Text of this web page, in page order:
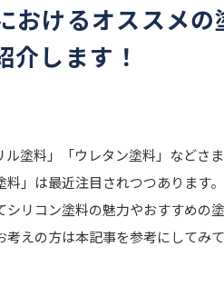
おけるオススメ
介します！
塗料」「ウレタン塗料」などさま
」は最近注目されつつあります。
リコン塗料の魅力やおすすめの
えの方は本記事を参考にしてみて